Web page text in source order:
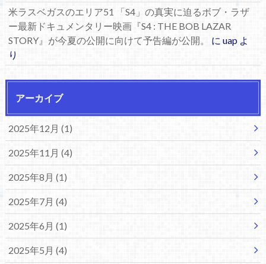
米ラスベガスのエリア51 「S4」の真実に迫るボブ・ラザ
ー最新ドキュメンタリー映画『S4 : THE BOB LAZAR
STORY』が今夏の公開に向けて予告編が公開。
に uapよ
り
アーカイブ
2025年12月 (1)
2025年11月 (4)
2025年8月 (1)
2025年7月 (4)
2025年6月 (1)
2025年5月 (4)